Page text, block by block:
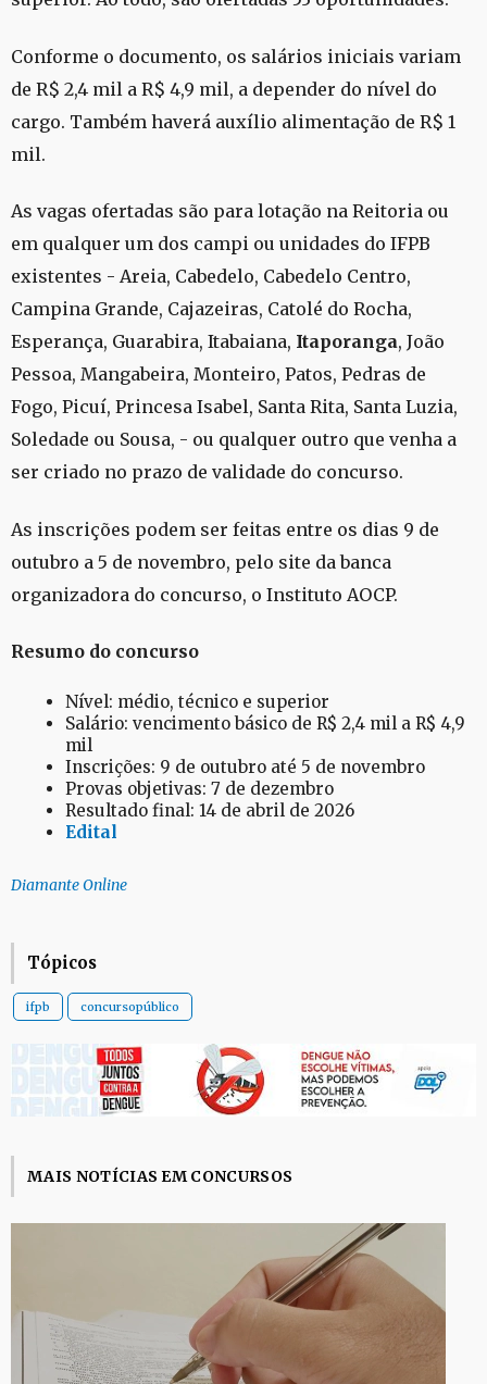
Conforme o documento, os salários iniciais variam
de R$ 2,4 mil a R$ 4,9 mil, a depender do nível do
cargo. Também haverá auxílio alimentação de R$ 1
mil.
As vagas ofertadas são para lotação na Reitoria ou
em qualquer um dos campi ou unidades do IFPB
existentes - Areia, Cabedelo, Cabedelo Centro,
Campina Grande, Cajazeiras, Catolé do Rocha,
Esperança, Guarabira, Itabaiana, Itaporanga, João
Pessoa, Mangabeira, Monteiro, Patos, Pedras de
Fogo, Picuí, Princesa Isabel, Santa Rita, Santa Luzia,
Soledade ou Sousa, - ou qualquer outro que venha a
ser criado no prazo de validade do concurso.
As inscrições podem ser feitas entre os dias 9 de
outubro a 5 de novembro, pelo site da banca
organizadora do concurso, o Instituto AOCP.
Resumo do concurso
Nível: médio, técnico e superior
Salário: vencimento básico de R$ 2,4 mil a R$ 4,9
mil
Inscrições: 9 de outubro até 5 de novembro
Provas objetivas: 7 de dezembro
Resultado final: 14 de abril de 2026
Edital
Diamante Online
Tópicos
ifpb concursopúblico
MAIS NOTÍCIAS EM CONCURSOS